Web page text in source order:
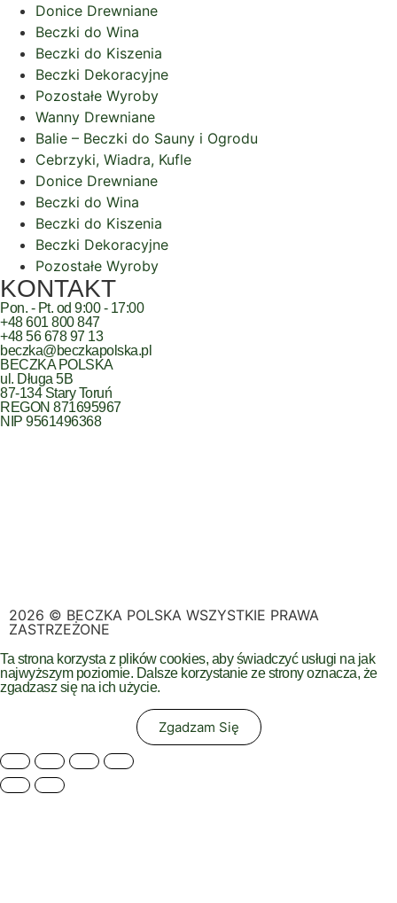
Donice Drewniane
Beczki do Wina
Beczki do Kiszenia
Beczki Dekoracyjne
Pozostałe Wyroby
Wanny Drewniane
Balie – Beczki do Sauny i Ogrodu
Cebrzyki, Wiadra, Kufle
Donice Drewniane
Beczki do Wina
Beczki do Kiszenia
Beczki Dekoracyjne
Pozostałe Wyroby
KONTAKT
Pon. - Pt. od 9:00 - 17:00
+48 601 800 847
+48 56 678 97 13
beczka@beczkapolska.pl
BECZKA POLSKA
ul. Długa 5B
87-134 Stary Toruń
REGON 871695967
NIP 9561496368
2026 © BECZKA POLSKA WSZYSTKIE PRAWA
ZASTRZEŻONE
Ta strona korzysta z plików cookies, aby świadczyć usługi na jak
najwyższym poziomie. Dalsze korzystanie ze strony oznacza, że
zgadzasz się na ich użycie.
Zgadzam Się